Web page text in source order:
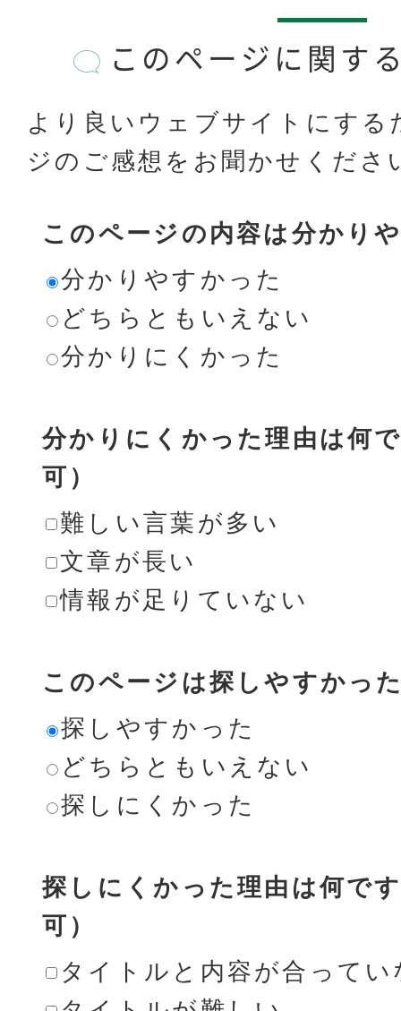
このページに関す
より良いウェブサイトにする
ジのご感想をお聞かせくださ
このページの内容は分かり
分かりやすかった
どちらともいえない
分かりにくかった
分かりにくかった理由は何
可）
難しい言葉が多い
文章が長い
情報が足りていない
このページは探しやすかっ
探しやすかった
どちらともいえない
探しにくかった
探しにくかった理由は何で
可）
タイトルと内容が合ってい